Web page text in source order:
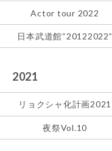
Actor tour 2022
日本武道館“20122022”
2021
リョクシャ化計画2021
夜祭Vol.10